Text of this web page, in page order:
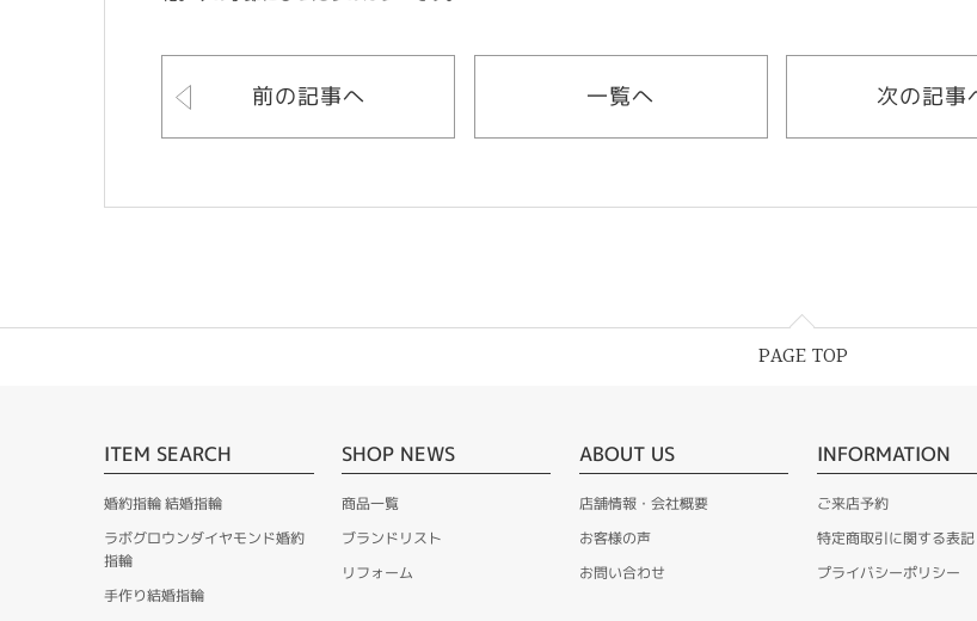
前の記事へ 一覧へ 次の記事
PAGE TOP
ITEM SEARCH
婚約指輪 結婚指輪
ラボグロウンダイヤモンド婚約
指輪
手作り結婚指輪
SHOP NEWS
商品一覧
ブランドリスト
リフォーム
ABOUT US
店舗情報・会社概要
お客様の声
お問い合わせ
INFORMATION
ご来店予約
特定商取引に関する表記
プライバシーポリシー